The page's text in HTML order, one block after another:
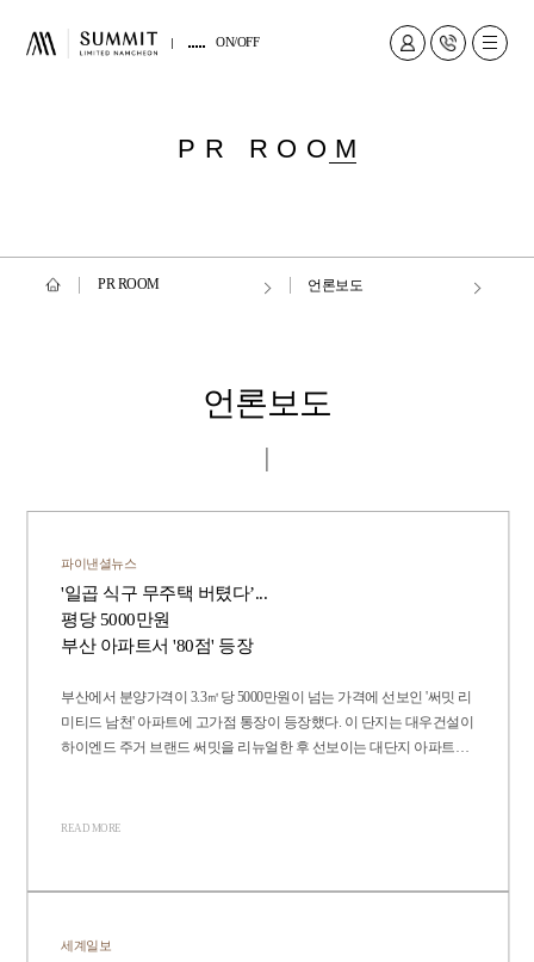
ON/OFF
PR ROO M
PR ROOM 언론보도
언론보도
파이낸셜뉴스
'일곱 식구 무주택 버텼다’...
평당 5000만원
부산 아파트서 '80점' 등장
부산에서 분양가격이 3.3㎡당 5000만원이 넘는 가격에 선보인 '써밋 리
미티드 남천' 아파트에 고가점 통장이 등장했다. 이 단지는 대우건설이
하이엔드 주거 브랜드 써밋을 리뉴얼한 후 선보이는 대단지 아파트이
READ MORE
세계일보